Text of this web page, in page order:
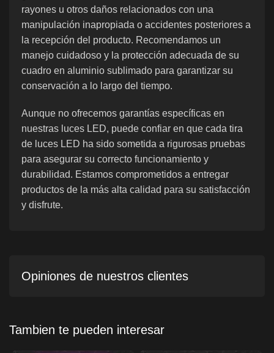
rayones u otros daños relacionados con una
manipulación inapropiada o accidentes posteriores a
la recepción del producto. Recomendamos un
manejo cuidadoso y la protección adecuada de su
cuadro en aluminio sublimado para garantizar su
conservación a lo largo del tiempo.
Aunque no ofrecemos garantías específicas en
nuestras luces LED, puede confiar en que cada tira
de luces LED ha sido sometida a rigurosas pruebas
para asegurar su correcto funcionamiento y
durabilidad. Estamos comprometidos a entregar
productos de la más alta calidad para su satisfacción
y disfrute.
Opiniones de nuestros clientes
Tambien te pueden interesar